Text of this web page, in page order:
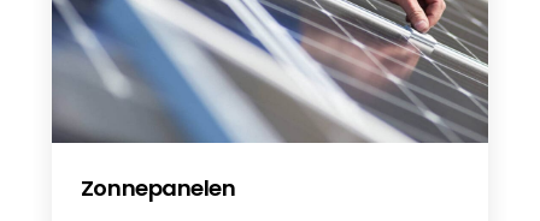
Anker SOLIX Solarbank 2 E1600 Pro - EN
Anker Solix Solarbank DE
Anker Solix Solarbank EN
Zonnepanelen